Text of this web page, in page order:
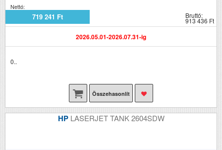
Nettó:
719 241 Ft Bruttó:
913 436 Ft
2026.05.01-2026.07.31-ig
0..
Összehasonlít
HP LASERJET TANK 2604SDW